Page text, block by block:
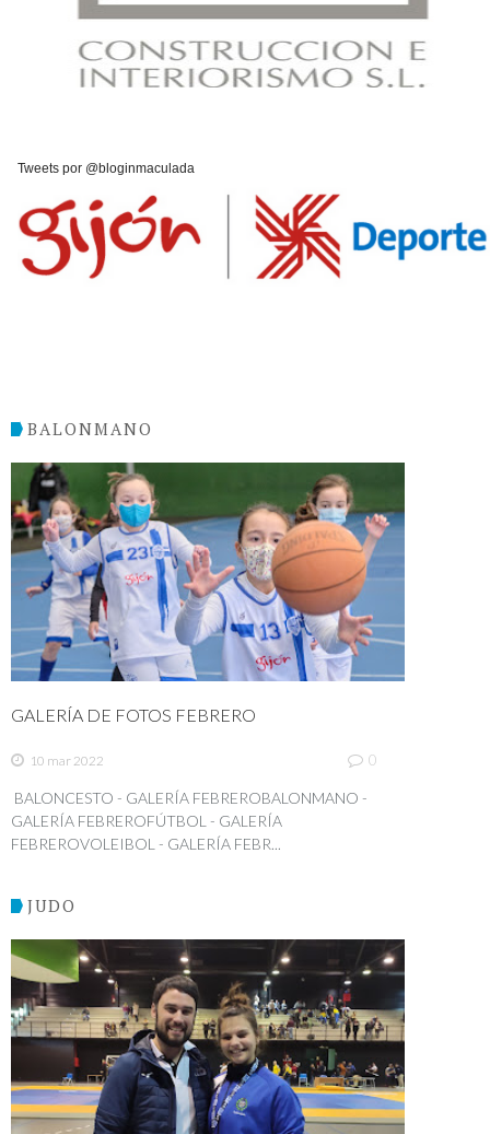
Tweets por @bloginmaculada
BALONMANO
GALERÍA DE FOTOS FEBRERO
10 mar 2022 0
BALONCESTO - GALERÍA FEBREROBALONMANO -
GALERÍA FEBREROFÚTBOL - GALERÍA
FEBREROVOLEIBOL - GALERÍA FEBR...
JUDO